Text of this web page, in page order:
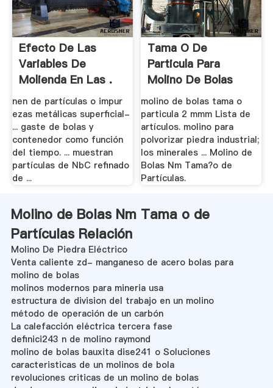
Efecto De Las
Variables De
Molienda En Las .
nen de partículas o impur
ezas metálicas superficial-
... gaste de bolas y
contenedor como función
del tiempo. ... muestran
partículas de NbC refinado
de ...
Tama O De
Particula Para
Molino De Bolas
Para
molino de bolas tama o
particula 2 mmm Lista de
artículos. molino para
polvorizar piedra industrial;
los minerales ... Molino de
Bolas Nm Tama?o de
Partículas.
Molino de Bolas Nm Tama o de
Partículas Relación
Molino De Piedra Eléctrico
Venta caliente zd- manganeso de acero bolas para
molino de bolas
molinos modernos para mineria usa
estructura de division del trabajo en un molino
método de operación de un carbón
La calefacción eléctrica tercera fase
definici243 n de molino raymond
molino de bolas bauxita dise241 o Soluciones
caracteristicas de un molinos de bola
revoluciones criticas de un molino de bolas